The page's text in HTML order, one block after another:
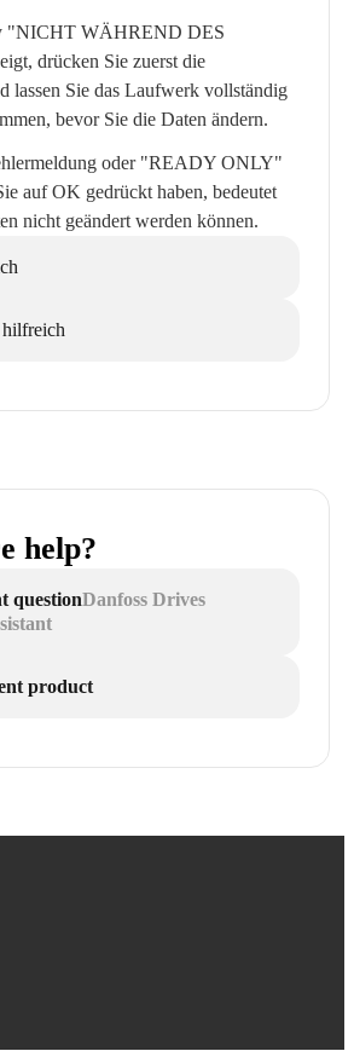
"NICHT WÄHREND DES
drücken Sie zuerst die
lassen Sie das Laufwerk vollständig
bevor Sie die Daten ändern.
oder "READY ONLY"
auf OK gedrückt haben, bedeutet
nicht geändert werden können.
help?
questionDanfoss Drives
product